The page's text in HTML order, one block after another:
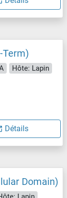
Term)
Hôte: Lapin
Détails
Domain)